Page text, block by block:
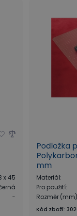
x 45
-
Podložka
mm
Materiál:
Pro použití:
Rozměr (mm)
Kód zboží: